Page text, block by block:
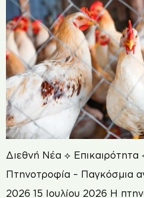
Διεθνή Νέα ⟡ Επικαιρότητα
Πτηνοτροφία – Παγκόσμια
2026 15 Ιουλίου 2026 Η